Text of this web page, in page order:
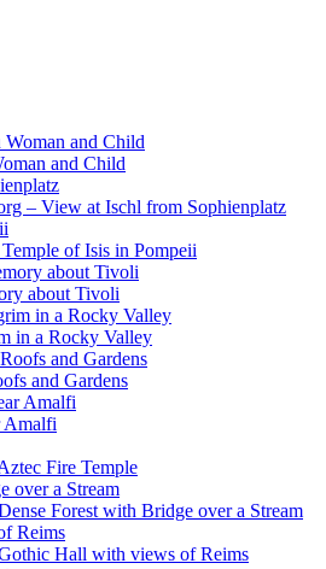
and Child
– View at Ischl from Sophienplatz
of Isis in Pompeii
about Tivoli
in a Rocky Valley
and Gardens
Amalfi
Fire Temple
Forest with Bridge over a Stream
Hall with views of Reims